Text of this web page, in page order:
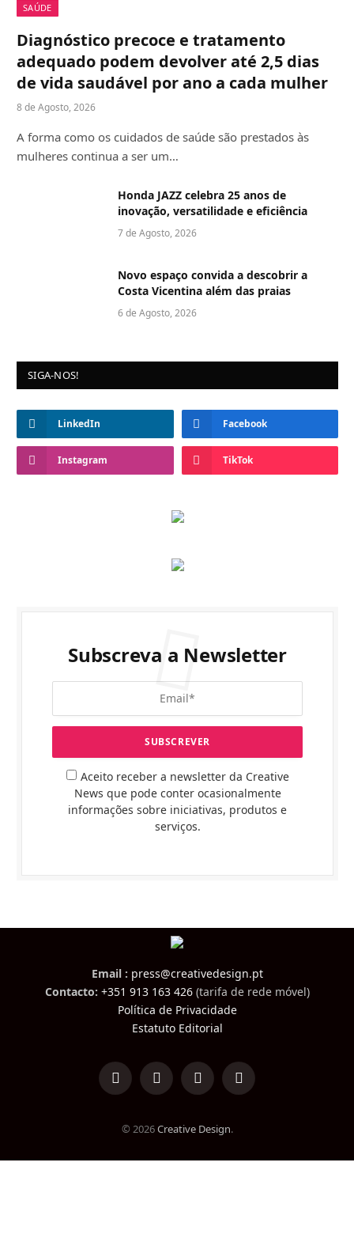
SAÚDE
Diagnóstico precoce e tratamento
adequado podem devolver até 2,5 dias
de vida saudável por ano a cada mulher
8 de Agosto, 2026
A forma como os cuidados de saúde são prestados às
mulheres continua a ser um…
Honda JAZZ celebra 25 anos de
inovação, versatilidade e eficiência
7 de Agosto, 2026
Novo espaço convida a descobrir a
Costa Vicentina além das praias
6 de Agosto, 2026
SIGA-NOS!
LinkedIn Facebook
Instagram TikTok
Subscreva a Newsletter
Aceito receber a newsletter da Creative
News que pode conter ocasionalmente
informações sobre iniciativas, produtos e
serviços.
Email : press@creativedesign.pt
Contacto: +351 913 163 426(tarifa de rede móvel)
Política de Privacidade
Estatuto Editorial
LinkedInFacebookInstagramTikTok
© 2026Creative Design.